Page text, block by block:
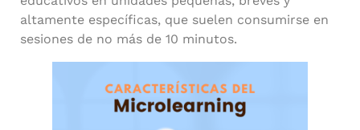
altamente específicas, que suelen consumirse en
sesiones de no más de 10 minutos.